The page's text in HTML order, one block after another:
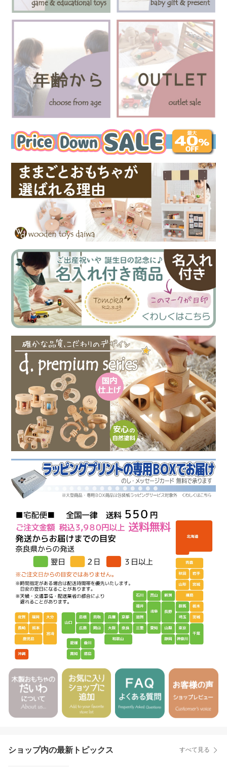
ショップ内の最新トピックス すべて見る